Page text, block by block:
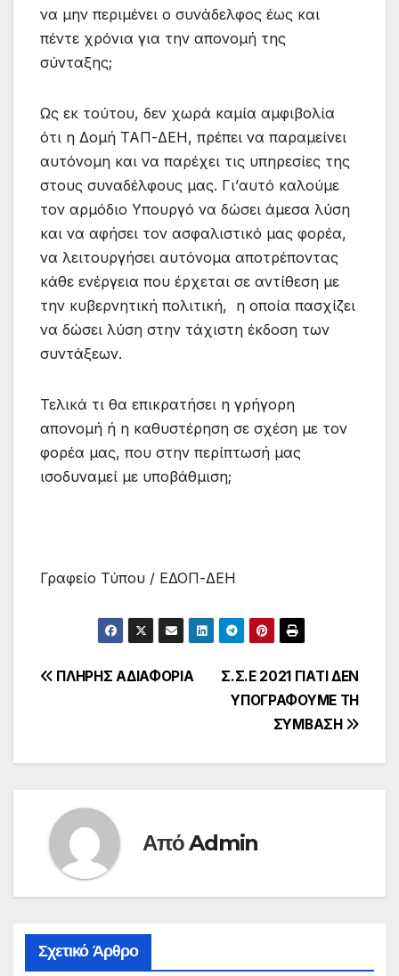
να μην περιμένει ο συνάδελφος έως και
πέντε χρόνια για την απονομή της
σύνταξης;
Ως εκ τούτου, δεν χωρά καμία αμφιβολία
ότι η Δομή ΤΑΠ-ΔΕΗ, πρέπει να παραμείνει
αυτόνομη και να παρέχει τις υπηρεσίες της
στους συναδέλφους μας. Γι’αυτό καλούμε
τον αρμόδιο Υπουργό να δώσει άμεσα λύση
και να αφήσει τον ασφαλιστικό μας φορέα,
να λειτουργήσει αυτόνομα αποτρέποντας
κάθε ενέργεια που έρχεται σε αντίθεση με
την κυβερνητική πολιτική, η οποία πασχίζει
να δώσει λύση στην τάχιστη έκδοση των
συντάξεων.
Τελικά τι θα επικρατήσει η γρήγορη
απονομή ή η καθυστέρηση σε σχέση με τον
φορέα μας, που στην περίπτωσή μας
ισοδυναμεί με υποβάθμιση;
Γραφείο Τύπου / ΕΔΟΠ-ΔΕΗ
Πλοήγηση
Σ.Σ.Ε 2021 ΓΙΑΤΙ ΔΕΝ
ΥΠΟΓΡΑΦΟΥΜΕ ΤΗ
ΣΥΜΒΑΣΗ
ΠΛΗΡΗΣ ΑΔΙΑΦΟΡΙΑ
ΑπόAdmin
Σχετικό Άρθρο